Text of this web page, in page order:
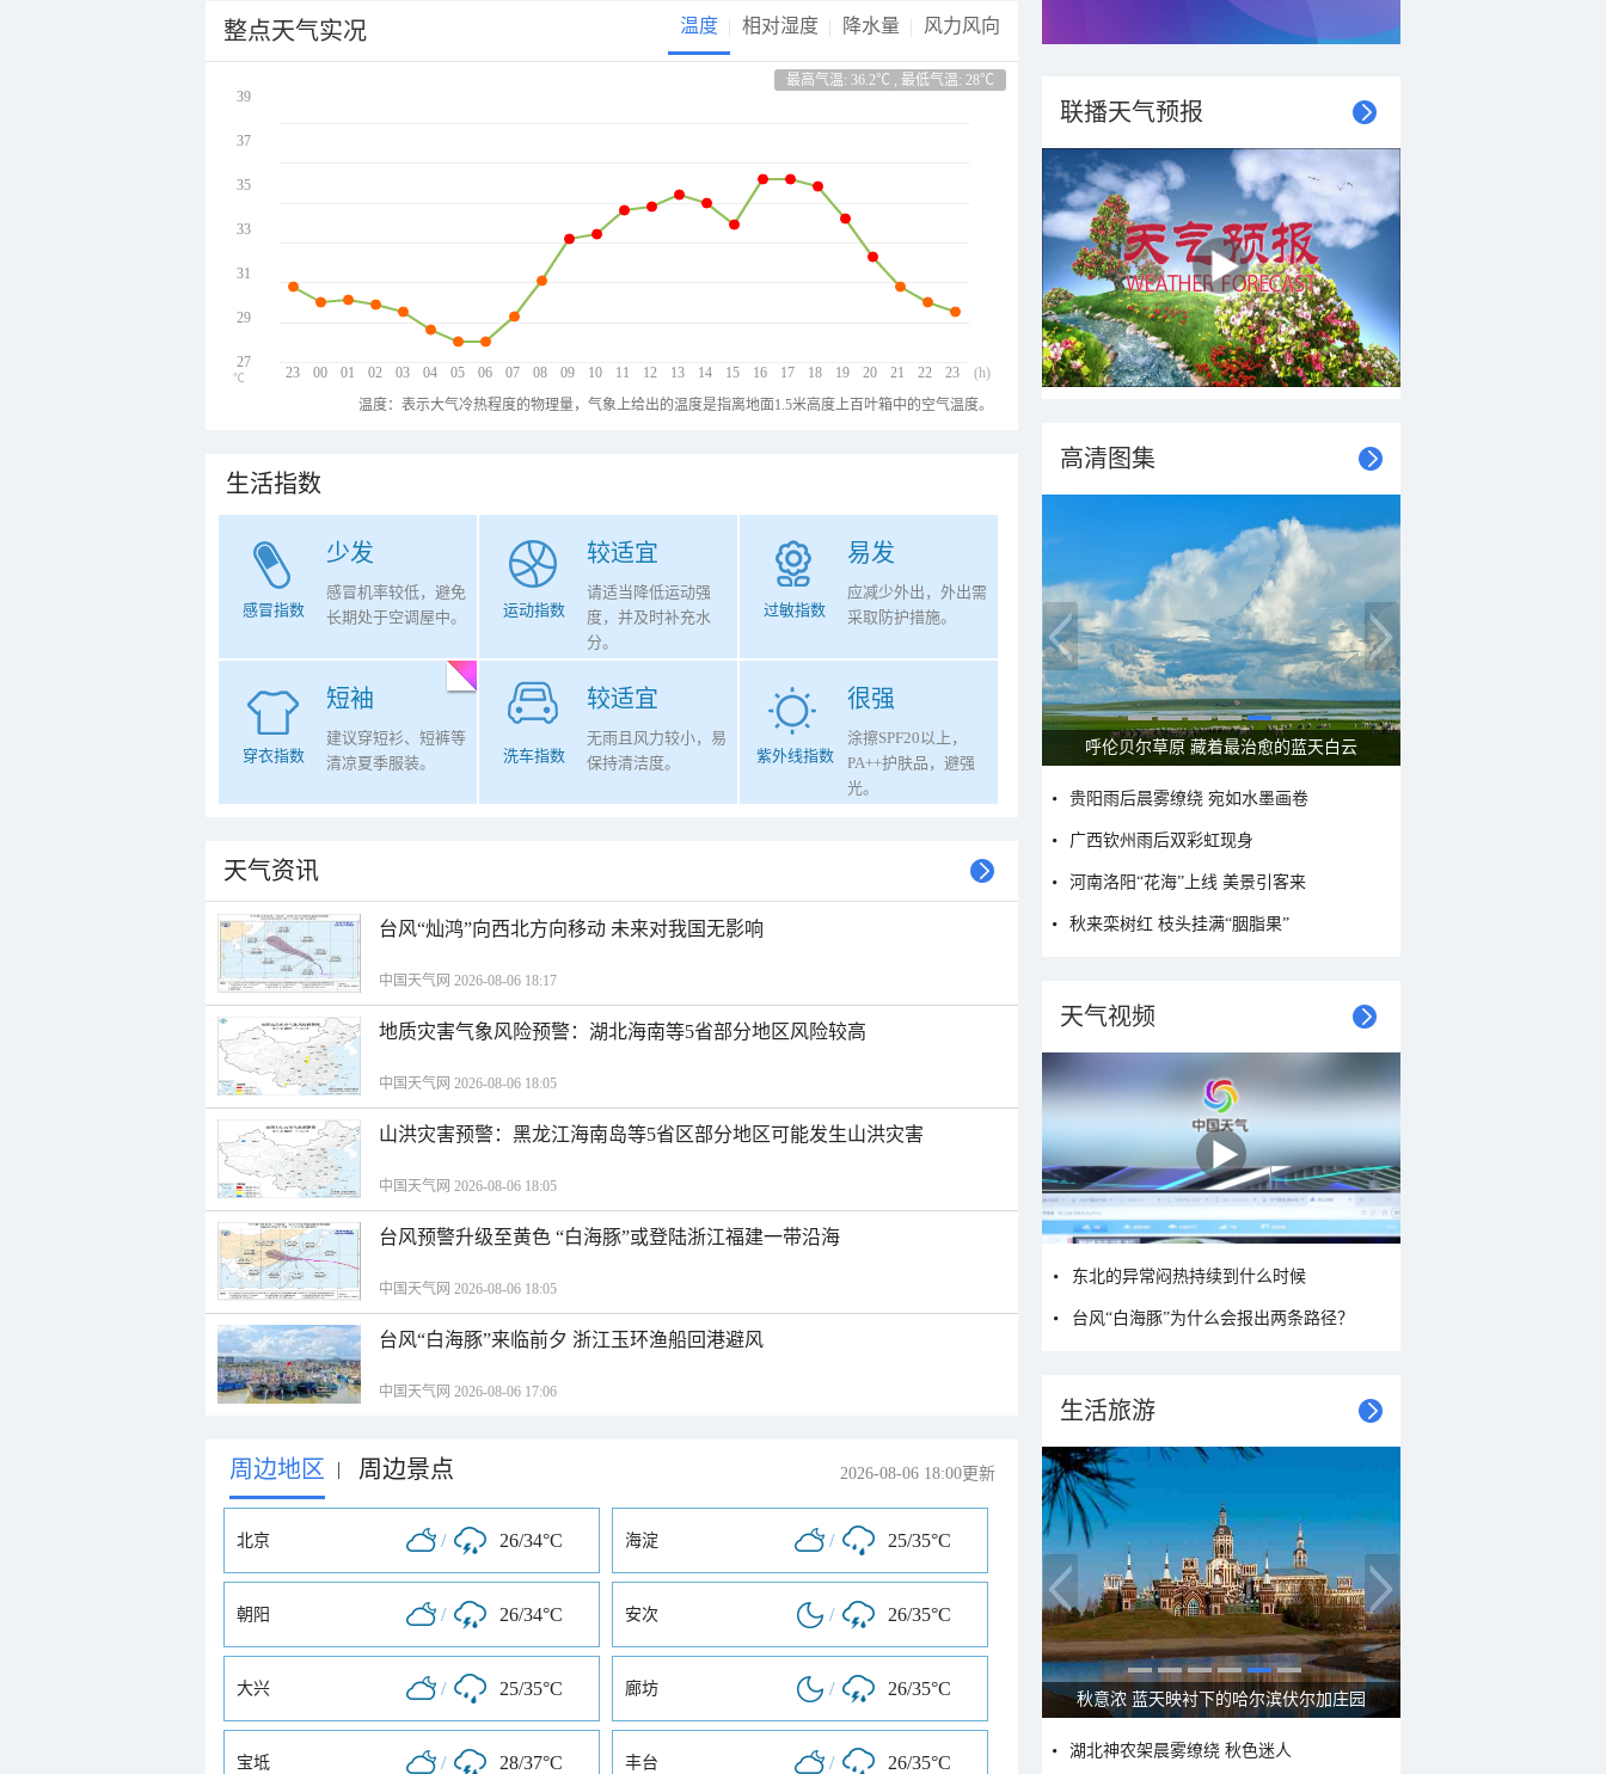
整点天气实况 温度 相对湿度 降水量 风力风向
最高气温: 36.2℃ , 最低气温: 28℃
23 00 01 02 03 04 05 06 07 08 09 10 11 12 13 14 15 16 17 18 19 20 21 22 23
39
37
35
33
31
29
27
(h)
℃
温度：表示大气冷热程度的物理量，气象上给出的温度是指离地面1.5米高度上百叶箱中的空气温度。
生活指数
少发
感冒指数
感冒机率较低，避免
长期处于空调屋中。
较适宜
运动指数
请适当降低运动强
度，并及时补充水
分。
易发
过敏指数
应减少外出，外出需
采取防护措施。
短袖
穿衣指数
建议穿短衫、短裤等
清凉夏季服装。
较适宜
洗车指数
无雨且风力较小，易
保持清洁度。
很强
紫外线指数
涂擦SPF20以上，
PA++护肤品，避强
光。
天气资讯
台风“灿鸿”向西北方向移动 未来对我国无影响
中国天气网 2026-08-06 18:17
地质灾害气象风险预警：湖北海南等5省部分地区风险较高
中国天气网 2026-08-06 18:05
山洪灾害预警：黑龙江海南岛等5省区部分地区可能发生山洪灾害
中国天气网 2026-08-06 18:05
台风预警升级至黄色 “白海豚”或登陆浙江福建一带沿海
中国天气网 2026-08-06 18:05
台风“白海豚”来临前夕 浙江玉环渔船回港避风
中国天气网 2026-08-06 17:06
周边地区 | 周边景点 2026-08-06 18:00更新
北京 / 26/34°C 海淀 / 25/35°C
朝阳 / 26/34°C 安次 / 26/35°C
大兴 / 25/35°C 廊坊 / 26/35°C
宝坻 / 28/37°C 丰台 / 26/35°C
联播天气预报
高清图集
一组图感受水中消暑快乐瞬间
贵阳雨后晨雾缭绕 宛如水墨画卷
广西钦州雨后双彩虹现身
河南洛阳“花海”上线 美景引客来
秋来栾树红 枝头挂满“胭脂果”
天气视频
东北的异常闷热持续到什么时候
台风“白海豚”为什么会报出两条路径？
生活旅游
大美新疆—帕米尔高原好风光
湖北神农架晨雾缭绕 秋色迷人